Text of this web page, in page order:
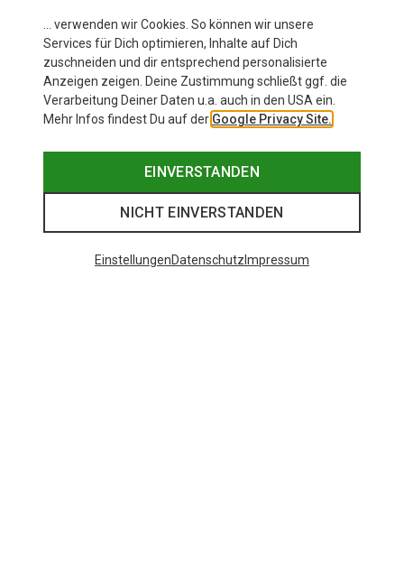
… verwenden wir Cookies. So können wir unsere
Services für Dich optimieren, Inhalte auf Dich
zuschneiden und dir entsprechend personalisierte
Anzeigen zeigen. Deine Zustimmung schließt ggf. die
Verarbeitung Deiner Daten u.a. auch in den USA ein.
Mehr Infos findest Du auf der Google Privacy Site.
EINVERSTANDEN
NICHT EINVERSTANDEN
EinstellungenDatenschutz Impressum